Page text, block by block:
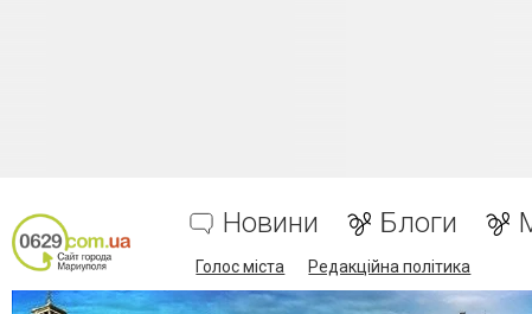
Новини Блоги
Голос міста Редакційна політика